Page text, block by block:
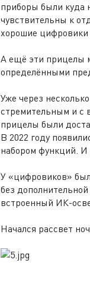
приборы были куда
чувствительны к
хорошие цифровики
А ещё эти прицелы
определёнными
Уже через
стремительным и с
прицелы были
В 2022 году
набором функций.
У «цифровиков»
без
встроенный ИК-
Начался рассвет